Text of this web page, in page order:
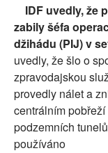
IDF uvedly, že
zabily šéfa
džihádu (PIJ) v
uvedly, že šlo o
zpravodajskou
provedly nálet a
centrálním
podzemních
používáno